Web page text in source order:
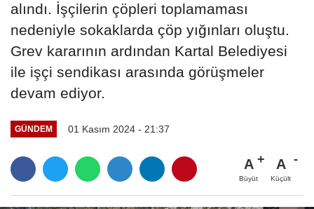
alındı. İşçilerin çöpleri toplamaması
nedeniyle sokaklarda çöp yığınları oluştu.
Grev kararının ardından Kartal Belediyesi
ile işçi sendikası arasında görüşmeler
devam ediyor.
GÜNDEM 01 Kasım 2024 - 21:37
A
Büyüt
A
Küçült